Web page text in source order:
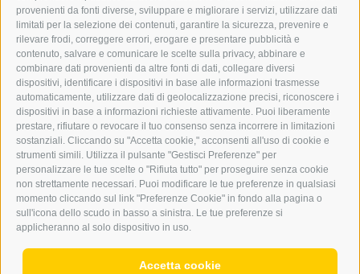
provenienti da fonti diverse, sviluppare e migliorare i servizi, utilizzare dati
limitati per la selezione dei contenuti, garantire la sicurezza, prevenire e
rilevare frodi, correggere errori, erogare e presentare pubblicità e
contenuto, salvare e comunicare le scelte sulla privacy, abbinare e
combinare dati provenienti da altre fonti di dati, collegare diversi
dispositivi, identificare i dispositivi in base alle informazioni trasmesse
automaticamente, utilizzare dati di geolocalizzazione precisi, riconoscere i
dispositivi in base a informazioni richieste attivamente. Puoi liberamente
prestare, rifiutare o revocare il tuo consenso senza incorrere in limitazioni
sostanziali. Cliccando su "Accetta cookie," acconsenti all'uso di cookie e
strumenti simili. Utilizza il pulsante "Gestisci Preferenze" per
personalizzare le tue scelte o "Rifiuta tutto" per proseguire senza cookie
non strettamente necessari. Puoi modificare le tue preferenze in qualsiasi
momento cliccando sul link "Preferenze Cookie" in fondo alla pagina o
sull'icona dello scudo in basso a sinistra. Le tue preferenze si
applicheranno al solo dispositivo in uso.
Accetta cookie
PUBBLICITÀ ONLINE
ADDEBITO DIRETTO SEPA
REGOLAMENTO COMMENTI
ONLINE VOTING
SERVICE
EVENTI
ANNUNCI
LINK UTILI
METEO
WEBCAM
VIDEO
NECROLOGI